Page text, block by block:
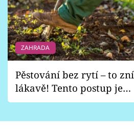
ZAHRADA
Pěstování bez rytí – to zní
lákavě! Tento postup je
vhodný jen pro některé